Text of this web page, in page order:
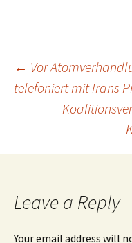
Post
← Vor
telefoniert mit Irans
Leave a Reply
Your email address will